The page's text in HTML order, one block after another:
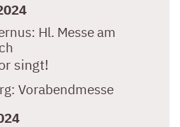
Hl. Messe am
singt!
Vorabendmesse